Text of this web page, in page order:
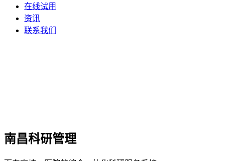
在线试用
资讯
联系我们
南昌科研管理